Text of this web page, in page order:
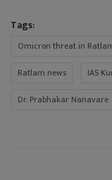
Tags:
Omicron threat in
Ratlam news
IAS
Dr. Prabhakar Nanavare